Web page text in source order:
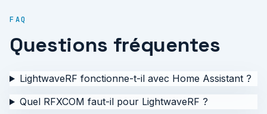
FAQ
Questions fréquentes
LightwaveRF fonctionne-t-il avec Home Assistant ?
Quel RFXCOM faut-il pour LightwaveRF ?